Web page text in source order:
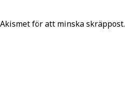
för att minska skräppost.